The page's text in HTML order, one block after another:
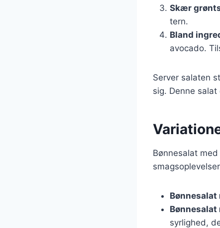
Skær
tern.
Bland
avocado.
Server salaten
sig. Denne
Bønnesalat
Bønnesalat
Bønnesalat
syrlighed,